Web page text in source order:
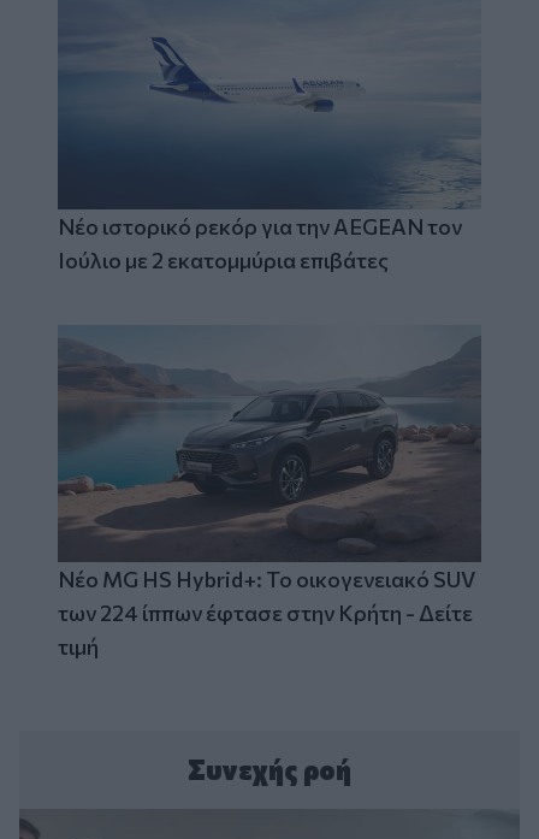
Νέο ιστορικό ρεκόρ για την AEGEAN τον
Ιούλιο με 2 εκατομμύρια επιβάτες
Νέο MG HS Hybrid+: Το οικογενειακό SUV
των 224 ίππων έφτασε στην Κρήτη - Δείτε
τιμή
Συνεχής ροή